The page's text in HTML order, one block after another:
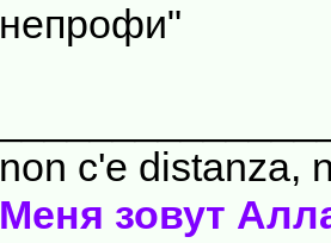
непрофи"
non c'e distanza,
Меня зовут